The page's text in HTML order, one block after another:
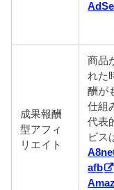
成果報酬
型アフィ
リエイト
商品
れた
酬が
仕組
代表
ビス
afb